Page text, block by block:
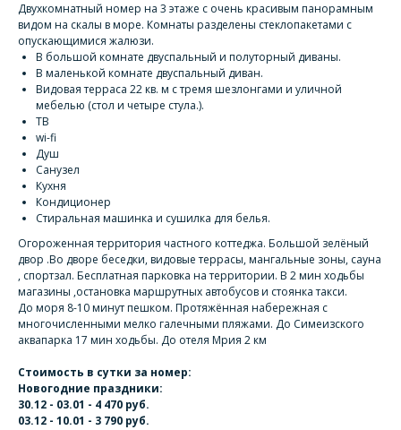
Двухкомнатный номер на 3 этаже с очень красивым панорамным
видом на скалы в море. Комнаты разделены стеклопакетами с
опускающимися жалюзи.
В большой комнате двуспальный и полуторный диваны.
В маленькой комнате двуспальный диван.
Видовая терраса 22 кв. м с тремя шезлонгами и уличной
мебелью (стол и четыре стула.).
ТВ
wi-fi
Душ
Санузел
Кухня
Кондиционер
Стиральная машинка и сушилка для белья.
Огороженная территория частного коттеджа. Большой зелёный
двор .Во дворе беседки, видовые террасы, мангальные зоны, сауна
, спортзал. Бесплатная парковка на территории. В 2 мин ходьбы
магазины ,остановка маршрутных автобусов и стоянка такси.
До моря 8-10 минут пешком. Протяжённая набережная с
многочисленными мелко галечными пляжами. До Симеизского
аквапарка 17 мин ходьбы. До отеля Мрия 2 км
Стоимость в сутки за номер:
Новогодние праздники:
30.12 - 03.01 - 4 470 руб.
03.12 - 10.01 - 3 790 руб.